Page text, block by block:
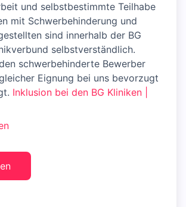
und selbstbestimmte Teilhabe
mit Schwerbehinderung und
sind innerhalb der BG
selbstverständlich.
schwerbehinderte Bewerber
Eignung bei uns bevorzugt
Inklusion bei den BG Kliniken |